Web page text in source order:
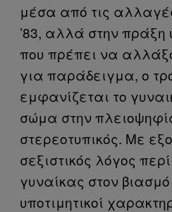
μέσα από τις
’83, αλλά στην
που πρέπει να
για παράδειγμα, ο
εμφανίζεται το
σώμα στην
στερεοτυπικός. Με
σεξιστικός λόγος
γυναίκας στον βιασμό
υποτιμητικοί